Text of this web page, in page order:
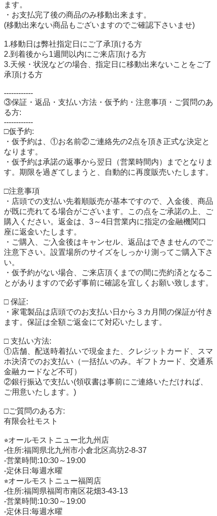
ます。
・お支払完了後の商品のみ移動出来ます。
(移動出来ない商品もございますのでご確認下さいませ)
1.移動日は弊社指定日にご了承頂ける方
2.到着後から1週間以内にご来店頂ける方
3.天候・状況などの場合、指定日に移動出来ないことをご了
承頂ける方
------------
③保証・返品・支払い方法・仮予約・注意事項・ご質問のあ
る方:
------------
□仮予約:
・仮予約は、①お名前②ご連絡先の2点を頂き正式な決定と
なります。
・仮予約は承諾の返事から翌日（営業時間内）までとなりま
す。期限を過ぎてしまうと、自動的に再度販売いたします。
□注意事項
・店頭での支払い先着順販売が基本ですので、入金後、商品
が既に売れてる場合がございます。この点をご承諾の上、ご
購入ください。返金は、3～4日営業内に指定の金融機関口
座に返金いたします。
・ご購入、ご入金後はキャンセル、返品はできませんのでご
注意下さい。設置場所のサイズをしっかり測ってご購入下さ
い。
・仮予約がない場合、ご来店頂くまでの間に売約済となるこ
とがありますので必ず事前に確認を宜しくお願い致します。
□ 保証:
・家電製品は店頭でのお支払い日から３カ月間の保証が付き
ます。保証は全額ご返金にて対応いたします。
□ 支払い方法:
①店舗、配送時着払いで現金また、クレジットカード、スマ
ホ決済でのお支払い（一括払いのみ。ギフトカード、交通系
金融カードなど不可）
②銀行振込で支払い(領収書は事前にご連絡いただければ、
ご用意いたします。)
□ご質問のある方:
有限会社モスト
⭐︎オールモストニュー北九州店
-住所:福岡県北九州市小倉北区高坊2-8-37
-営業時間:10:30～19:00
-定休日:毎週水曜
⭐︎オールモストニュー福岡店
-住所:福岡県福岡市南区花畑3-43-13
-営業時間:10:30～19:00
-定休日:毎週水曜